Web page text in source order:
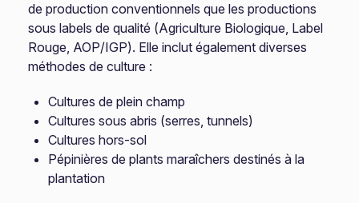
de production conventionnels que les productions
sous labels de qualité (Agriculture Biologique, Label
Rouge, AOP/IGP). Elle inclut également diverses
méthodes de culture :
Cultures de plein champ
Cultures sous abris (serres, tunnels)
Cultures hors-sol
Pépinières de plants maraîchers destinés à la
plantation